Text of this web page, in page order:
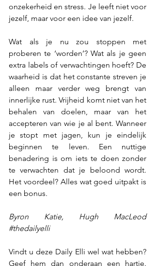
onzekerheid en stress. Je leeft niet voor
jezelf, maar voor een idee van jezelf.
Wat als je nu zou stoppen met
proberen te ‘worden’? Wat als je geen
extra labels of verwachtingen hoeft? De
waarheid is dat het constante streven je
alleen maar verder weg brengt van
innerlijke rust. Vrijheid komt niet van het
behalen van doelen, maar van het
accepteren van wie je al bent. Wanneer
je stopt met jagen, kun je eindelijk
beginnen te leven. Een nuttige
benadering is om iets te doen zonder
te verwachten dat je beloond wordt.
Het voordeel? Alles wat goed uitpakt is
een bonus.
Byron Katie, Hugh MacLeod
#thedailyelli
Vindt u deze Daily Elli wel wat hebben?
Geef hem dan onderaan een hartje.